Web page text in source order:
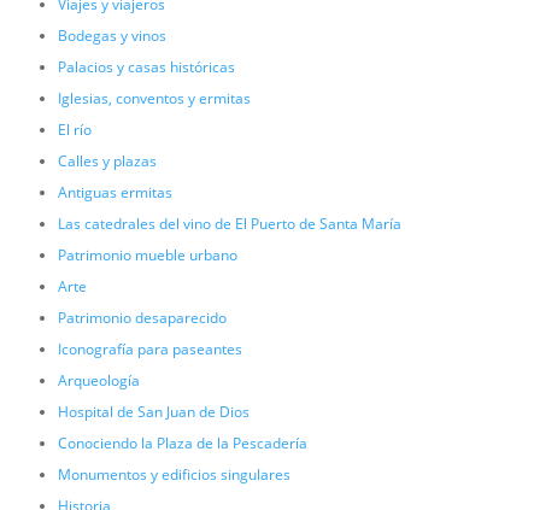
Viajes y viajeros
Bodegas y vinos
Palacios y casas históricas
Iglesias, conventos y ermitas
El río
Calles y plazas
Antiguas ermitas
Las catedrales del vino de El Puerto de Santa María
Patrimonio mueble urbano
Arte
Patrimonio desaparecido
Iconografía para paseantes
Arqueología
Hospital de San Juan de Dios
Conociendo la Plaza de la Pescadería
Monumentos y edificios singulares
Historia